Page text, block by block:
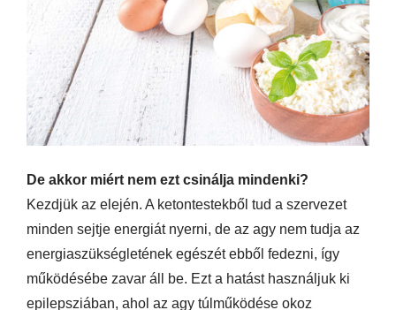
De akkor miért nem ezt csinálja mindenki?
Kezdjük az elején. A keton­testekből tud a szervezet
minden sejtje energiát nyerni, de az agy nem tudja az
energiaszükségletének egészét ebből fedezni, így
működésébe zavar áll be. Ezt a hatást használjuk ki
epilepsziában, ahol az agy túlműködése okoz